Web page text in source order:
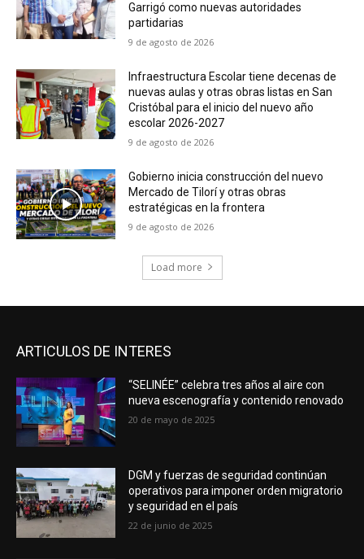
Garrigó como nuevas autoridades
partidarias
9 de agosto de 2026
Infraestructura Escolar tiene decenas de
nuevas aulas y otras obras listas en San
Cristóbal para el inicio del nuevo año
escolar 2026-2027
9 de agosto de 2026
Gobierno inicia construcción del nuevo
Mercado de Tilorí y otras obras
estratégicas en la frontera
9 de agosto de 2026
Load more
ARTICULOS DE INTERES
“SELINÉE” celebra tres años al aire con
nueva escenografía y contenido renovado
20 de mayo de 2025
DGM y fuerzas de seguridad continúan
operativos para imponer orden migratorio
y seguridad en el país
22 de junio de 2025